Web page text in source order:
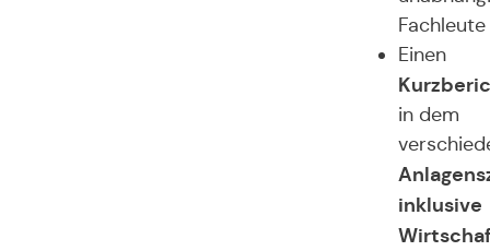
Fachleute
Einen
in dem
inklusive